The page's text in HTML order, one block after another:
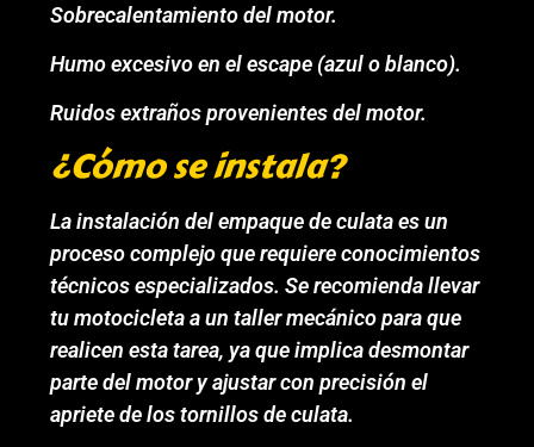
Sobrecalentamiento del motor.
Humo excesivo en el escape (azul o blanco).
Ruidos extraños provenientes del motor.
¿Cómo se instala?
La instalación del empaque de culata es un
proceso complejo que requiere conocimientos
técnicos especializados. Se recomienda llevar
tu motocicleta a un taller mecánico para que
realicen esta tarea, ya que implica desmontar
parte del motor y ajustar con precisión el
apriete de los tornillos de culata.